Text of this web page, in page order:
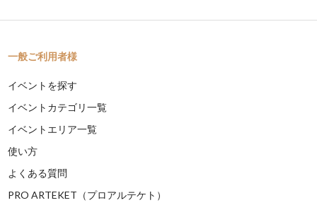
一般ご利用者様
イベントを探す
イベントカテゴリ一覧
イベントエリア一覧
使い方
よくある質問
PRO ARTEKET（プロアルテケト）